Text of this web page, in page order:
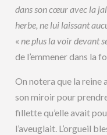
dans son cœur avec la
herbe, ne lui laissant
«ne plus la voir devant
de l’emmener dans la
On notera que la reine
son miroir pour
fillette qu’elle avait
l’aveuglait. L’orgueil